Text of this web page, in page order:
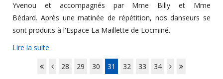
Yvenou et accompagnés par Mme Billy et Mme
Bédard. Après une matinée de répétition, nos danseurs se
sont produits à l'Espace La Maillette de Locminé.
Lire la suite
28
29 30 31 32 33 34